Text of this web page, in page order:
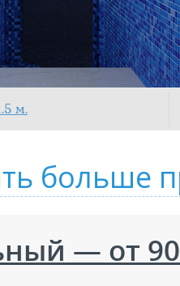
м.
больше
— от